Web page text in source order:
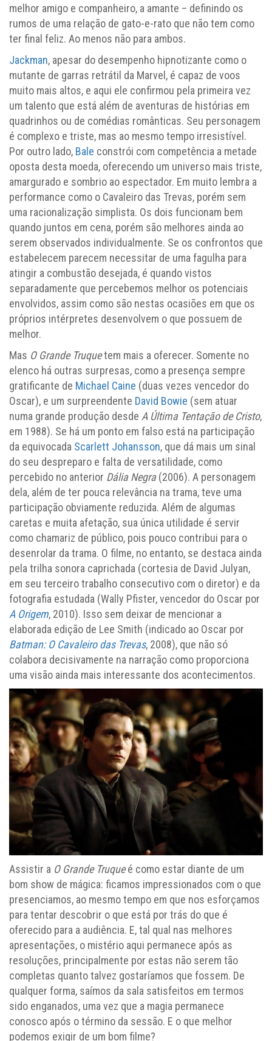
melhor amigo e companheiro, a amante – definindo os
rumos de uma relação de gato-e-rato que não tem como
ter final feliz. Ao menos não para ambos.
Jackman, apesar do desempenho hipnotizante como o
mutante de garras retrátil da Marvel, é capaz de voos
muito mais altos, e aqui ele confirmou pela primeira vez
um talento que está além de aventuras de histórias em
quadrinhos ou de comédias românticas. Seu personagem
é complexo e triste, mas ao mesmo tempo irresistível.
Por outro lado, Bale constrói com competência a metade
oposta desta moeda, oferecendo um universo mais triste,
amargurado e sombrio ao espectador. Em muito lembra a
performance como o Cavaleiro das Trevas, porém sem
uma racionalização simplista. Os dois funcionam bem
quando juntos em cena, porém são melhores ainda ao
serem observados individualmente. Se os confrontos que
estabelecem parecem necessitar de uma fagulha para
atingir a combustão desejada, é quando vistos
separadamente que percebemos melhor os potenciais
envolvidos, assim como são nestas ocasiões em que os
próprios intérpretes desenvolvem o que possuem de
melhor.
Mas O Grande Truquetem mais a oferecer. Somente no
elenco há outras surpresas, como a presença sempre
gratificante de Michael Caine (duas vezes vencedor do
Oscar), e um surpreendente David Bowie (sem atuar
numa grande produção desde A Última Tentação de Cristo,
em 1988). Se há um ponto em falso está na participação
da equivocada Scarlett Johansson, que dá mais um sinal
do seu despreparo e falta de versatilidade, como
percebido no anterior Dália Negra(2006). A personagem
dela, além de ter pouca relevância na trama, teve uma
participação obviamente reduzida. Além de algumas
caretas e muita afetação, sua única utilidade é servir
como chamariz de público, pois pouco contribui para o
desenrolar da trama. O filme, no entanto, se destaca ainda
pela trilha sonora caprichada (cortesia de David Julyan,
em seu terceiro trabalho consecutivo com o diretor) e da
fotografia estudada (Wally Pfister, vencedor do Oscar por
A Origem, 2010). Isso sem deixar de mencionar a
elaborada edição de Lee Smith (indicado ao Oscar por
Batman: O Cavaleiro das Trevas, 2008), que não só
colabora decisivamente na narração como proporciona
uma visão ainda mais interessante dos acontecimentos.
Assistir a O Grande Truqueé como estar diante de um
bom show de mágica: ficamos impressionados com o que
presenciamos, ao mesmo tempo em que nos esforçamos
para tentar descobrir o que está por trás do que é
oferecido para a audiência. E, tal qual nas melhores
apresentações, o mistério aqui permanece após as
resoluções, principalmente por estas não serem tão
completas quanto talvez gostaríamos que fossem. De
qualquer forma, saímos da sala satisfeitos em termos
sido enganados, uma vez que a magia permanece
conosco após o término da sessão. E o que melhor
podemos exigir de um bom filme?